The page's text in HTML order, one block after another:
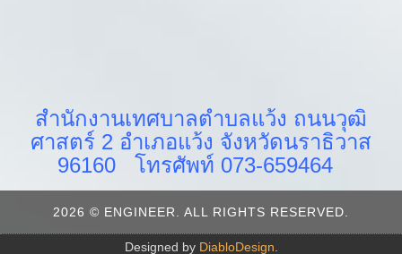
สำนักงานเทศบาลตำบลแว้ง ถนนวุฒิ
ศาสตร์ 2 อำเภอแว้ง จังหวัดนราธิวาส
96160 โทรศัพท์ 073-659464
2026 © ENGINEER. ALL RIGHTS RESERVED.
Designed by DiabloDesign